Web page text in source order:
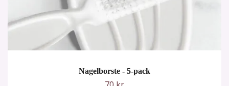
Nagelborste - 5-pack